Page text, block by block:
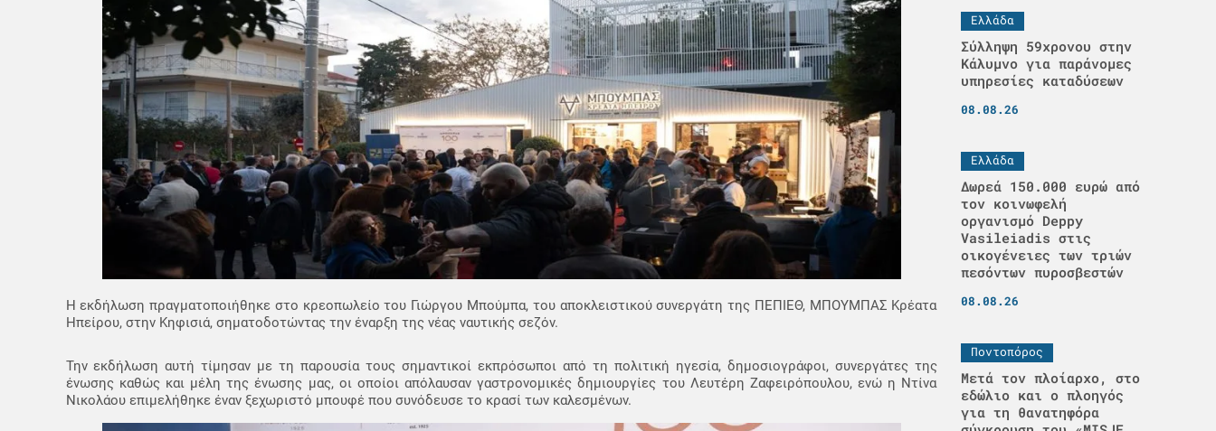
Η εκδήλωση πραγματοποιήθηκε στο κρεοπωλείο του Γιώργου Μπούμπα, του αποκλειστικού συνεργάτη της ΠΕΠΙΕΘ, ΜΠΟΥΜΠΑΣ Κρέατα
Ηπείρου, στην Κηφισιά, σηματοδοτώντας την έναρξη της νέας ναυτικής σεζόν.
Την εκδήλωση αυτή τίμησαν με τη παρουσία τους σημαντικοί εκπρόσωποι από τη πολιτική ηγεσία, δημοσιογράφοι, συνεργάτες της
ένωσης καθώς και μέλη της ένωσης μας, οι οποίοι απόλαυσαν γαστρονομικές δημιουργίες του Λευτέρη Ζαφειρόπουλου, ενώ η Ντίνα
Νικολάου επιμελήθηκε έναν ξεχωριστό μπουφέ που συνόδευσε το κρασί των καλεσμένων.
Ελλάδα
Σύλληψη 59χρονου στην
Κάλυμνο για παράνομες
υπηρεσίες καταδύσεων
08.08.26
Ελλάδα
Δωρεά 150.000 ευρώ από
τον κοινωφελή
οργανισμό Deppy
Vasileiadis στις
οικογένειες των τριών
πεσόντων πυροσβεστών
08.08.26
Ποντοπόρος
Μετά τον πλοίαρχο, στο
εδώλιο και ο πλοηγός
για τη θανατηφόρα